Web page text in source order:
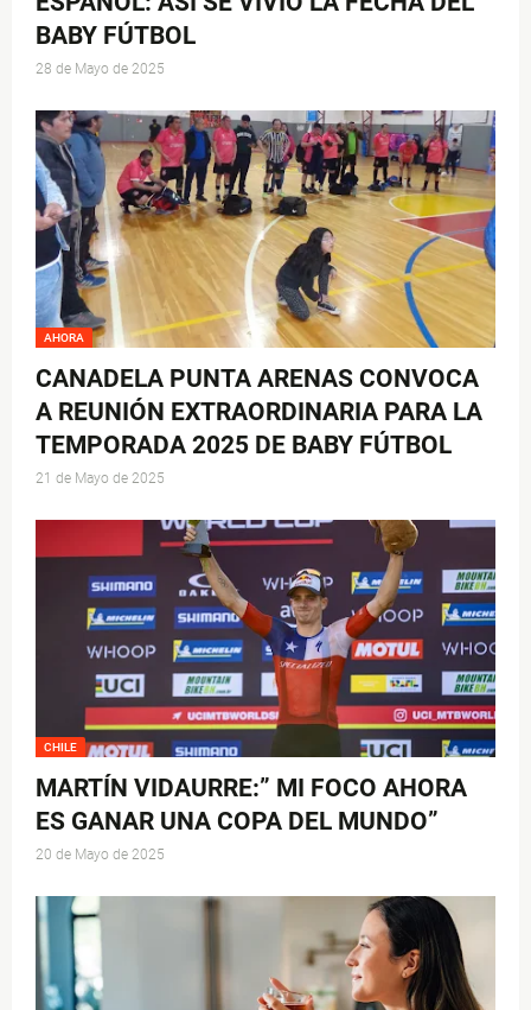
BABY FÚTBOL
28 de Mayo de 2025
AHORA
CANADELA PUNTA ARENAS CONVOCA
A REUNIÓN EXTRAORDINARIA PARA LA
TEMPORADA 2025 DE BABY FÚTBOL
21 de Mayo de 2025
CHILE
MARTÍN VIDAURRE:” MI FOCO AHORA
ES GANAR UNA COPA DEL MUNDO”
20 de Mayo de 2025